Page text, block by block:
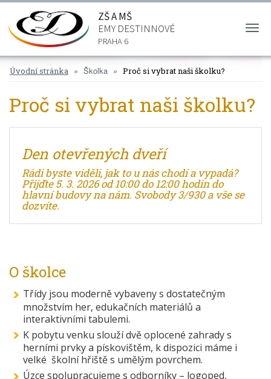
ZŠ A MŠ
EMY DESTINNOVÉ
PRAHA 6
Úvodní stránka Školka Proč si vybrat naši školku?
Proč si vybrat naši školku?
Den otevřených dveří
Rádi byste viděli, jak to u nás chodí a vypadá?
Přijďte 5. 3. 2026 od 10:00 do 12:00 hodin do
hlavní budovy na nám. Svobody 3/930a vše se
dozvíte.
O školce
Třídy jsou moderně vybaveny s dostatečným
množstvím her, edukačních materiálů a
interaktivními tabulemi.
K pobytu venku slouží dvě oplocené zahrady s
herními prvky a pískovištěm, k dispozici máme i
velké školní hřiště s umělým povrchem.
Úzce spolupracujeme s odborníky – logoped,